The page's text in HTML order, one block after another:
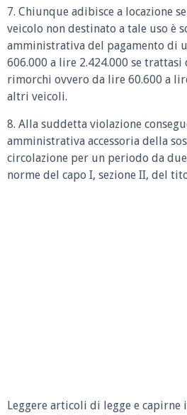
7. Chiunque adibisce a locazione
veicolo non destinato a tale uso è
amministrativa del pagamento di
606.000 a lire 2.424.000 se
rimorchi ovvero da lire 60.600 a
altri veicoli.
8. Alla suddetta violazione
amministrativa accessoria della
circolazione per un periodo da
norme del capo I, sezione II, del
Leggere articoli di legge e capirne